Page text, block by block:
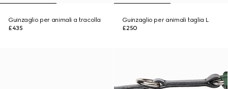
Guinzaglio per animali a tracolla
£435
Guinzaglio per animali taglia L
£250